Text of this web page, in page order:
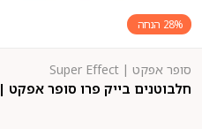
28%
חלבוטנים בייק פרו סופר אפקט | Supper Effect
סופר אפקט | Super Effect